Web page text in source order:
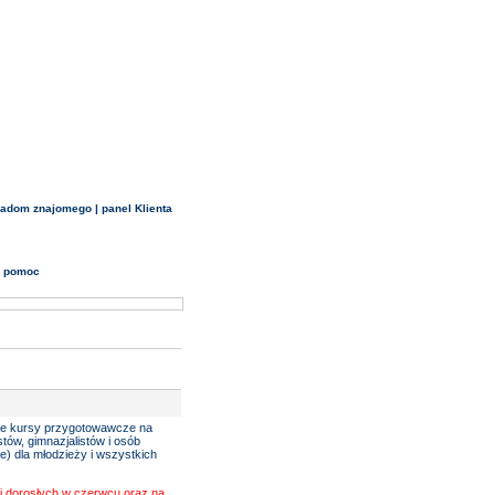
znajomego | panel Klienta
pomoc
kursy przygotowawcze na
gimnazjalistów i osób
dla młodzieży i wszystkich